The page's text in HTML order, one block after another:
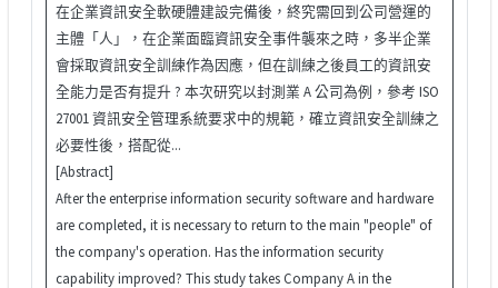
在企業資訊安全軟硬體建設完備後，終究需回到公司營運的
主體「人」，在企業面臨資訊安全事件襲來之時，多半企業
會採取資訊安全訓練作為因應，但在訓練之後員工的資訊安
全能力是否有提升 ? 本次研究以封測業 A 公司為例，參考 ISO
27001 資訊安全管理系統要求中的規範，確立資訊安全訓練之
必要性後，搭配從...
[Abstract]
After the enterprise information security software and hardware
are completed, it is necessary to return to the main "people" of
the company's operation. Has the information security
capability improved? This study takes Company A in the